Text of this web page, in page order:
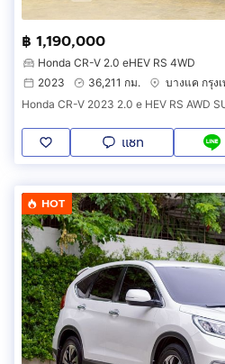
฿ 1,190,000
Honda CR-V 2.0 eHEV RS 4WD
2023
36,211 กม.
บางแค กรุง
Honda CR-V 2023 2.0 e HEV RS AWD
แชท
HOT